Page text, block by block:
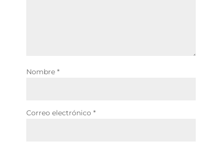
Nombre *
Correo electrónico *